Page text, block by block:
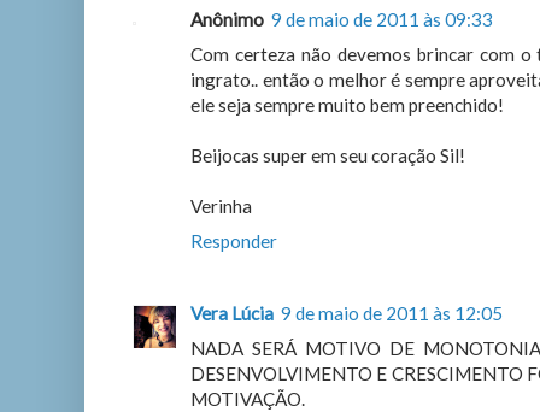
Anônimo 9 de maio de 2011 às 09:33
Com certeza não devemos brincar com
ingrato.. então o melhor é sempre
ele seja sempre muito bem preenchido!
Beijocas super em seu coração Sil!
Verinha
Responder
Vera Lúcia 9 de maio de 2011 às 12:05
NADA SERÁ MOTIVO DE
DESENVOLVIMENTO E CRESCIMENTO
MOTIVAÇÃO.